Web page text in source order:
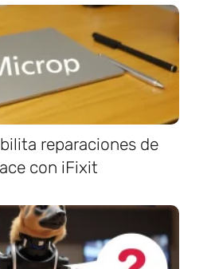
reparaciones de
con iFixit